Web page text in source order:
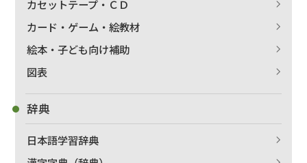
カセットテープ・ＣＤ
カード・ゲーム・絵教材
絵本・子ども向け補助
図表
辞典
日本語学習辞典